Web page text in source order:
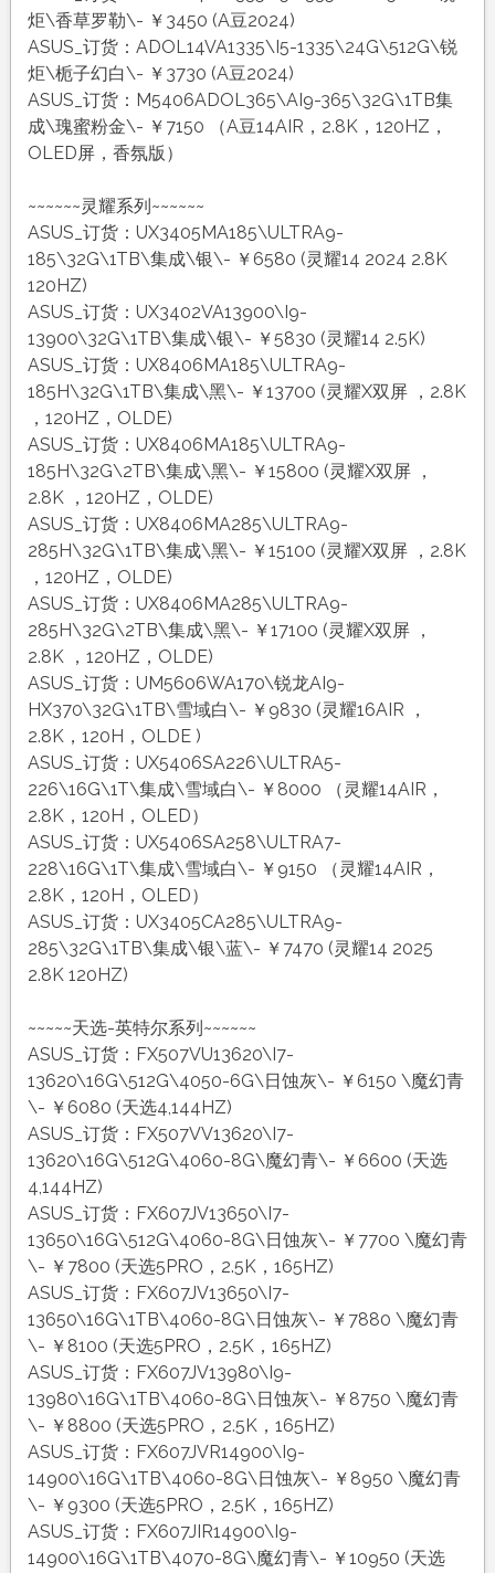
炬\香草罗勒\- ￥3450 (A豆2024)
ASUS_订货：ADOL14VA1335\I5-1335\24G\512G\锐
炬\栀子幻白\- ￥3730 (A豆2024)
ASUS_订货：M5406ADOL365\AI9-365\32G\1TB集
成\瑰蜜粉金\- ￥7150 （A豆14AIR，2.8K，120HZ，
OLED屏，香氛版）
~~~~~~灵耀系列~~~~~~
ASUS_订货：UX3405MA185\ULTRA9-
185\32G\1TB\集成\银\- ￥6580 (灵耀14 2024 2.8K
120HZ)
ASUS_订货：UX3402VA13900\I9-
13900\32G\1TB\集成\银\- ￥5830 (灵耀14 2.5K)
ASUS_订货：UX8406MA185\ULTRA9-
185H\32G\1TB\集成\黑\- ￥13700 (灵耀X双屏 ，2.8K
，120HZ，OLDE)
ASUS_订货：UX8406MA185\ULTRA9-
185H\32G\2TB\集成\黑\- ￥15800 (灵耀X双屏 ，
2.8K ，120HZ，OLDE)
ASUS_订货：UX8406MA285\ULTRA9-
285H\32G\1TB\集成\黑\- ￥15100 (灵耀X双屏 ，2.8K
，120HZ，OLDE)
ASUS_订货：UX8406MA285\ULTRA9-
285H\32G\2TB\集成\黑\- ￥17100 (灵耀X双屏 ，
2.8K ，120HZ，OLDE)
ASUS_订货：UM5606WA170\锐龙AI9-
HX370\32G\1TB\雪域白\- ￥9830 (灵耀16AIR ，
2.8K，120H，OLDE )
ASUS_订货：UX5406SA226\ULTRA5-
226\16G\1T\集成\雪域白\- ￥8000 （灵耀14AIR，
2.8K，120H，OLED）
ASUS_订货：UX5406SA258\ULTRA7-
228\16G\1T\集成\雪域白\- ￥9150 （灵耀14AIR，
2.8K，120H，OLED）
ASUS_订货：UX3405CA285\ULTRA9-
285\32G\1TB\集成\银\蓝\- ￥7470 (灵耀14 2025
2.8K 120HZ)
~~~~~天选-英特尔系列~~~~~~
ASUS_订货：FX507VU13620\I7-
13620\16G\512G\4050-6G\日蚀灰\- ￥6150 \魔幻青
\- ￥6080 (天选4,144HZ)
ASUS_订货：FX507VV13620\I7-
13620\16G\512G\4060-8G\魔幻青\- ￥6600 (天选
4,144HZ)
ASUS_订货：FX607JV13650\I7-
13650\16G\512G\4060-8G\日蚀灰\- ￥7700 \魔幻青
\- ￥7800 (天选5PRO，2.5K，165HZ)
ASUS_订货：FX607JV13650\I7-
13650\16G\1TB\4060-8G\日蚀灰\- ￥7880 \魔幻青
\- ￥8100 (天选5PRO，2.5K，165HZ)
ASUS_订货：FX607JV13980\I9-
13980\16G\1TB\4060-8G\日蚀灰\- ￥8750 \魔幻青
\- ￥8800 (天选5PRO，2.5K，165HZ)
ASUS_订货：FX607JVR14900\I9-
14900\16G\1TB\4060-8G\日蚀灰\- ￥8950 \魔幻青
\- ￥9300 (天选5PRO，2.5K，165HZ)
ASUS_订货：FX607JIR14900\I9-
14900\16G\1TB\4070-8G\魔幻青\- ￥10950 (天选